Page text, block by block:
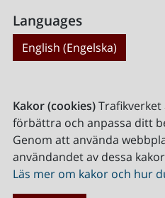
Languages
English (Engelska)
Kakor (cookies)Trafikverket
förbättra och anpassa ditt
Genom att använda
användandet av dessa
Läs mer om kakor och hur